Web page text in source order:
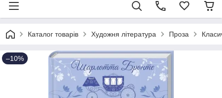
Каталог товарів Художня література Проза
–10%